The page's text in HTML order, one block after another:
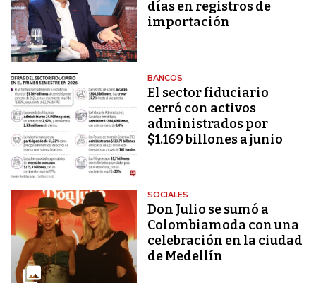
días en registros de
importación
BANCOS
El sector fiduciario
cerró con activos
administrados por
$1.169 billones a junio
SOCIALES
Don Julio se sumó a
Colombiamoda con una
celebración en la ciudad
de Medellín